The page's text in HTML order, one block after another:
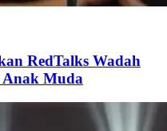
RedTalks Wadah
Anak Muda